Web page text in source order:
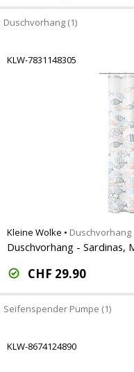
Duschvorhang (1)
KLW-7831148305
Kleine Wolke • Duschvorhang
Duschvorhang - Sardinas,
CHF 29.90
Seifenspender Pumpe (1)
KLW-8674124890